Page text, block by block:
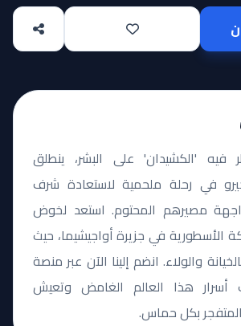
'الكشيدان' على البشر، ينطلق
في رحلة ملحمية لاستعادة شرف
مصيرهم المحتوم. استعد لخوض
الأسطورية في جزيرة أواجيشيما، حيث
والولاء. انضم إلينا الآن عبر منصة
أسرار هذا العالم الغامض وتعيش
بكل حماس.